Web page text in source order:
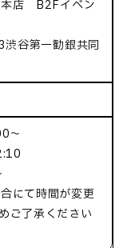
本店 B2Fイベン
渋谷第一勧銀共同
～
にて時間が変更
ご了承ください